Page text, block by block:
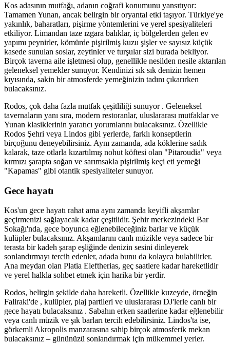
Kos adasının mutfağı, adanın coğrafi konumunu yansıtıyor:
Tamamen Yunan, ancak belirgin bir oryantal etki taşıyor. Türkiye'ye
yakınlık, baharatları, pişirme yöntemlerini ve yerel spesiyaliteleri
etkiliyor. Limandan taze ızgara balıklar, iç bölgelerden gelen ev
yapımı peynirler, kömürde pişirilmiş kuzu şişler ve sayısız küçük
kasede sunulan soslar, zeytinler ve turşular sizi burada bekliyor.
Birçok taverna aile işletmesi olup, genellikle nesilden nesile aktarılan
geleneksel yemekler sunuyor. Kendinizi sık sık denizin hemen
kıyısında, sakin bir atmosferde yemeğinizin tadını çıkarırken
bulacaksınız.
Rodos, çok daha fazla mutfak çeşitliliği sunuyor . Geleneksel
tavernaların yanı sıra, modern restoranlar, uluslararası mutfaklar ve
Yunan klasiklerinin yaratıcı yorumlarını bulacaksınız. Özellikle
Rodos Şehri veya Lindos gibi yerlerde, farklı konseptlerin
birçoğunu deneyebilirsiniz. Aynı zamanda, ada köklerine sadık
kalarak, taze otlarla kızartılmış nohut köftesi olan "Pitaroudia" veya
kırmızı şarapta soğan ve sarımsakla pişirilmiş keçi eti yemeği
"Kapamas" gibi otantik spesiyaliteler sunuyor.
Gece hayatı
Kos'un gece hayatı rahat ama aynı zamanda keyifli akşamlar
geçirmenizi sağlayacak kadar çeşitlidir. Şehir merkezindeki Bar
Sokağı'nda, gece boyunca eğlenebileceğiniz barlar ve küçük
kulüpler bulacaksınız. Akşamlarını canlı müzikle veya sadece bir
terasta bir kadeh şarap eşliğinde denizin sesini dinleyerek
sonlandırmayı tercih edenler, adada bunu da kolayca bulabilirler.
Ana meydan olan Platia Eleftherias, geç saatlere kadar hareketlidir
ve yerel halkla sohbet etmek için harika bir yerdir.
Rodos, belirgin şekilde daha hareketli. Özellikle kuzeyde, örneğin
Faliraki'de , kulüpler, plaj partileri ve uluslararası DJ'lerle canlı bir
gece hayatı bulacaksınız . Sabahın erken saatlerine kadar eğlenebilir
veya canlı müzik ve şık barları tercih edebilirsiniz. Lindos'ta ise,
görkemli Akropolis manzarasına sahip birçok atmosferik mekan
bulacaksınız – gününüzü sonlandırmak için mükemmel yerler.